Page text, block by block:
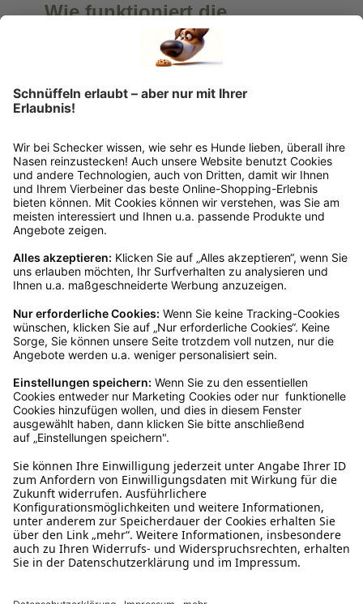
Wie funktioniert die
Rücksendung?
findest du online. Verpacke die Artikel
anschließend sicher und klebe das
dir in deinem Kundenkonto anfordern. Hast du als
Gast bestellt, schreibe uns eine Email an
verkauf@schecker.de oder rufe zu unseren
Servicezeiten an, dann lassen wir dir ein
Rücksendeetikett zukommen.
Kundenservice
Mo – Fr 9 – 17 Uhr, Sa 9 – 13 Uhr
Ruf uns an
0800-28 18 78
Schreibe uns
verkauf@schecker.de
WhatsApp Support